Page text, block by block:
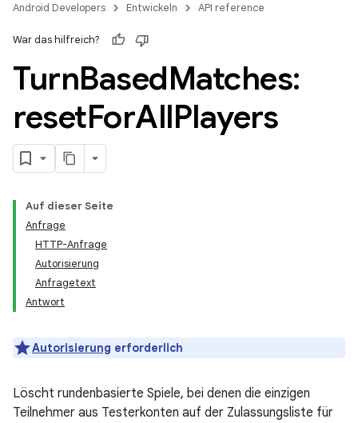
Android Developers Entwickeln API reference
War das hilfreich?
TurnBasedMatches:
resetForAllPlayers
Auf dieser Seite
Anfrage
HTTP-Anfrage
Autorisierung
Anfragetext
Antwort
Autorisierung erforderlich
Löscht rundenbasierte Spiele, bei denen die einzigen
Teilnehmer aus Testerkonten auf der Zulassungsliste für